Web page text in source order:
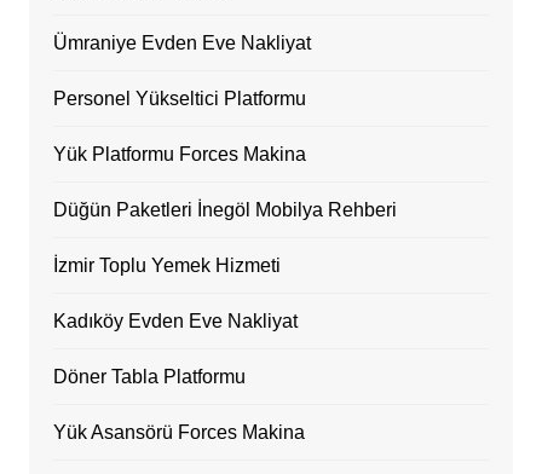
Ümraniye Evden Eve Nakliyat
Personel Yükseltici Platformu
Yük Platformu Forces Makina
Düğün Paketleri İnegöl Mobilya Rehberi
İzmir Toplu Yemek Hizmeti
Kadıköy Evden Eve Nakliyat
Döner Tabla Platformu
Yük Asansörü Forces Makina